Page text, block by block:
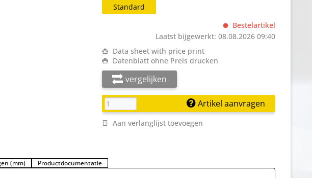
Standard
Bestelartikel
Laatst bijgewerkt: 08.08.2026 09:40
Data sheet with price print
Datenblatt ohne Preis drucken
vergelijken
Artikel aanvragen
Aan verlanglijst toevoegen
(mm) Productdocumentatie